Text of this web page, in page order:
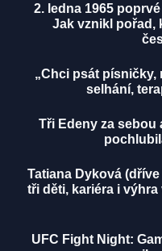
2. ledna 1965
Jak vznikl pořad,
„Chci psát písničky,
selhání,
Tři Edeny za sebou
Tatiana Dyková
tři děti, kariéra i
UFC Fight Night: